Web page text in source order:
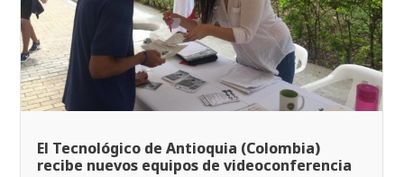
El Tecnológico de Antioquia (Colombia)
recibe nuevos equipos de videoconferencia